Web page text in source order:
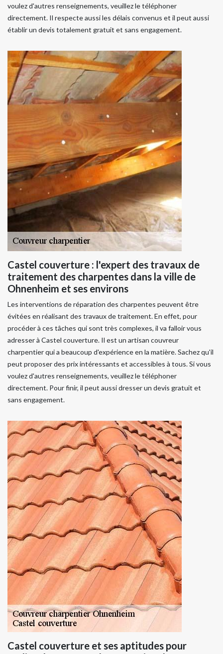
voulez d'autres renseignements, veuillez le téléphoner
directement. Il respecte aussi les délais convenus et il peut aussi
établir un devis totalement gratuit et sans engagement.
Castel couverture : l'expert des travaux de
traitement des charpentes dans la ville de
Ohnenheim et ses environs
Les interventions de réparation des charpentes peuvent être
évitées en réalisant des travaux de traitement. En effet, pour
procéder à ces tâches qui sont très complexes, il va falloir vous
adresser à Castel couverture. Il est un artisan couvreur
charpentier qui a beaucoup d'expérience en la matière. Sachez qu'il
peut proposer des prix intéressants et accessibles à tous. Si vous
voulez d'autres renseignements, veuillez le téléphoner
directement. Pour finir, il peut aussi dresser un devis gratuit et
sans engagement.
Castel couverture et ses aptitudes pour